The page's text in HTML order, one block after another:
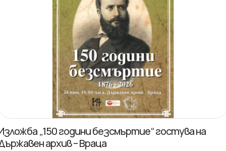
„150 години безсмъртие“ гостува на
архив – Враца